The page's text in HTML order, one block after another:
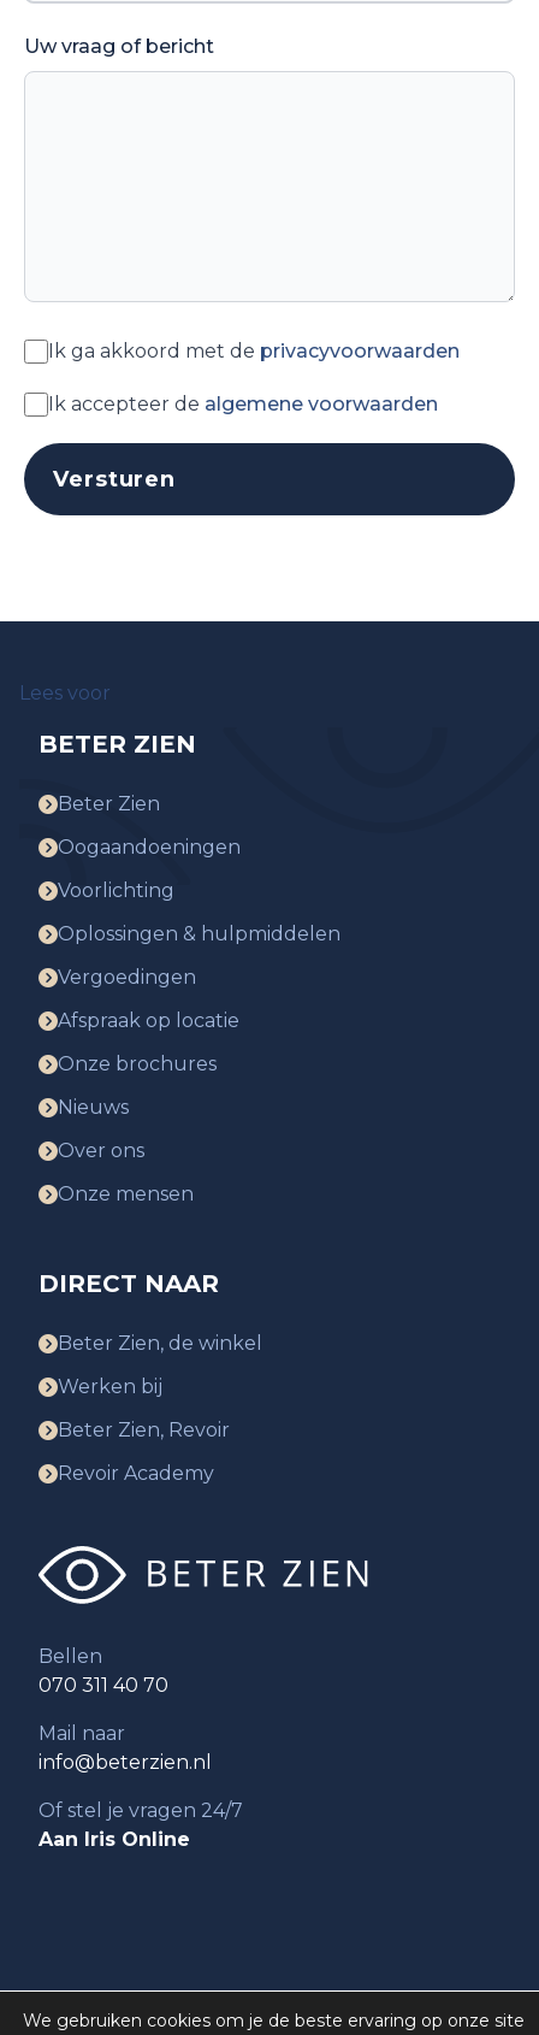
Uw vraag of bericht
Privacyvoorwaarden
Ik ga akkoord met de privacyvoorwaarden
Ik accepteer de algemene voorwaarden
Lees voor
BETER ZIEN
Beter Zien
Oogaandoeningen
Voorlichting
Oplossingen & hulpmiddelen
Vergoedingen
Afspraak op locatie
Onze brochures
Nieuws
Over ons
Onze mensen
DIRECT NAAR
Beter Zien, de winkel
Werken bij
Beter Zien, Revoir
Revoir Academy
Bellen
070 311 40 70
Mail naar
info@beterzien.nl
Of stel je vragen 24/7
Aan Iris Online
Garantie regeling
We gebruiken cookies om je de beste ervaring op onze site